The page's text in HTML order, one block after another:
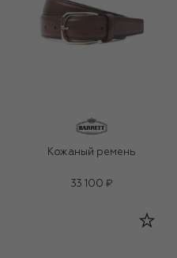
Кожаный ремень
33 100 ₽